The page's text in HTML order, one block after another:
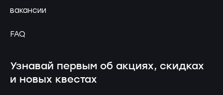
вакансии
FAQ
Узнавай первым об акциях, скидках
и новых квестах